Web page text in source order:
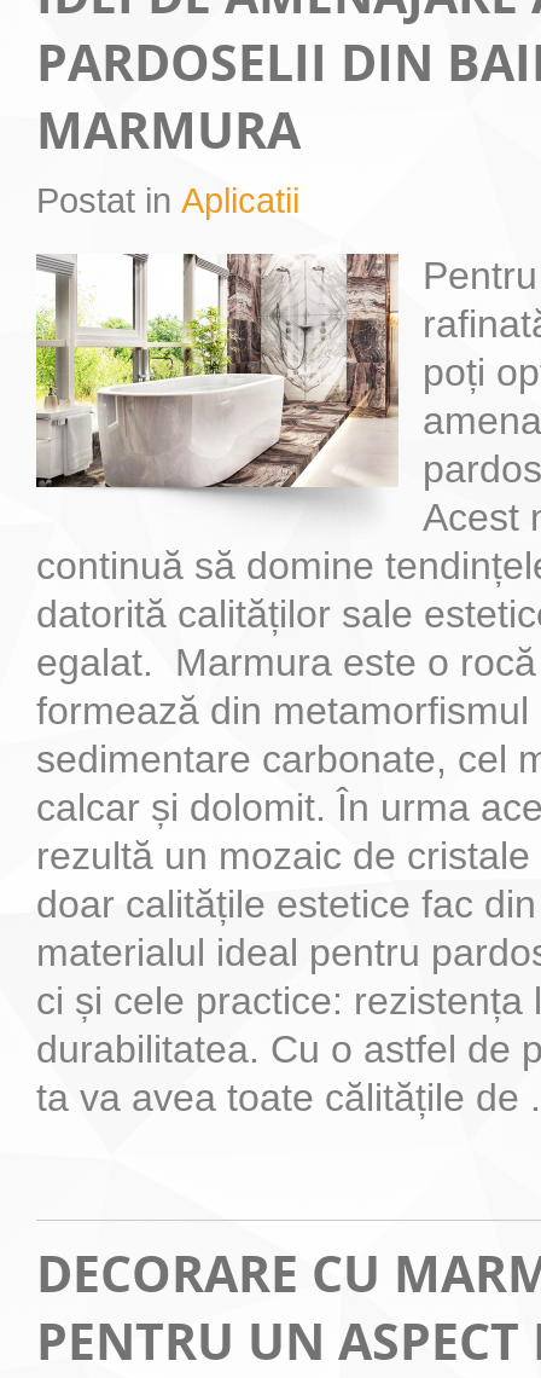
PARDOSELII DIN
MARMURA
Postat in Aplicatii
poți
Acest
continuă să domine
datorită calităților sale
egalat. Marmura este o
formează din metamorfismul
sedimentare carbonate, cel
calcar și dolomit. În urma
rezultă un mozaic de
doar calitățile estetice fac
materialul ideal pentru
ci și cele practice: rezistența
durabilitatea. Cu o astfel de
ta va avea toate călitățile de
DECORARE CU
PENTRU UN ASPECT